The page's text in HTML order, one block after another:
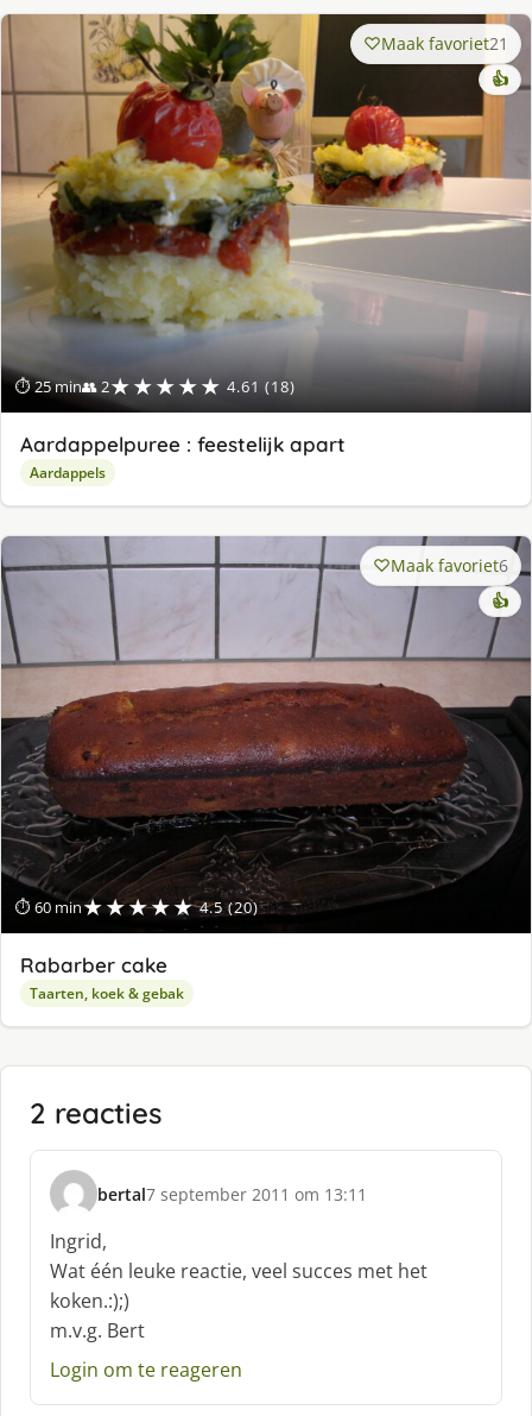
⏱ 25 min👥 2★★★★★ 4.61 (18)
Maak favoriet21
👍
Aardappelpuree : feestelijk apart
Aardappels
⏱ 60 min★★★★★ 4.5 (20)
Maak favoriet6
👍
Rabarber cake
Taarten, koek & gebak
2 reacties
bertal
s
c
h
r
e
e
:
7 september 2011 om 13:11
Ingrid,
Wat één leuke reactie, veel succes met het
koken.:);)
m.v.g. Bert
Login om te reageren